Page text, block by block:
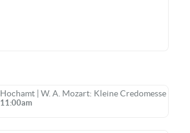
Hochamt | W. A. Mozart: Kleine Credomesse
11:00am